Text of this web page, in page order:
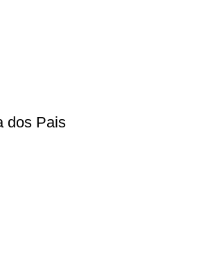
dos Pais